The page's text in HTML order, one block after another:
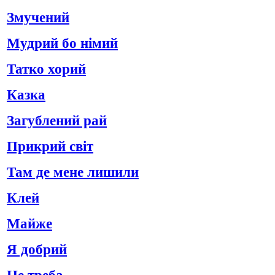
Змучений
Мудрий бо німий
Татко хорий
Казка
Загублений рай
Прикрий світ
Там де мене лишили
Клей
Майже
Я добрий